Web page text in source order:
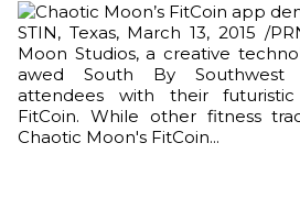
STIN, Texas, March 13, 2015 /
Moon Studios, a creative
awed South By Southwest
attendees with their futuristic
FitCoin. While other fitness
Chaotic Moon's FitCoin...